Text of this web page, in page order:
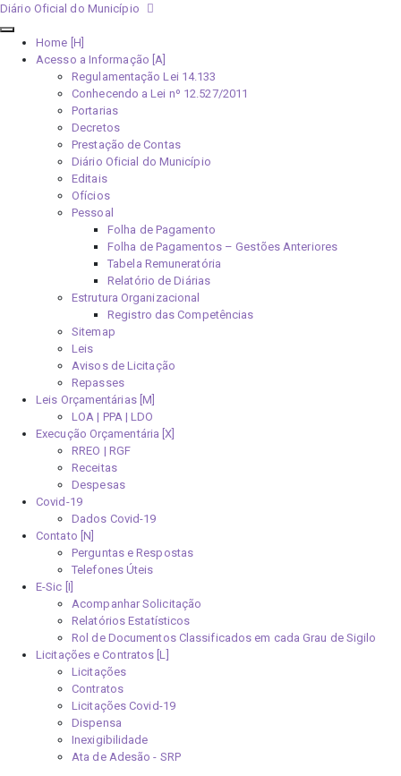
Diário Oficial do Município
Home [H]
Acesso a Informação [A]
Regulamentação Lei 14.133
Conhecendo a Lei nº 12.527/2011
Portarias
Decretos
Prestação de Contas
Diário Oficial do Município
Editais
Ofícios
Pessoal
Folha de Pagamento
Folha de Pagamentos – Gestões Anteriores
Tabela Remuneratória
Relatório de Diárias
Estrutura Organizacional
Registro das Competências
Sitemap
Leis
Avisos de Licitação
Repasses
Leis Orçamentárias [M]
LOA | PPA | LDO
Execução Orçamentária [X]
RREO | RGF
Receitas
Despesas
Covid-19
Dados Covid-19
Contato [N]
Perguntas e Respostas
Telefones Úteis
E-Sic [I]
Acompanhar Solicitação
Relatórios Estatísticos
Rol de Documentos Classificados em cada Grau de Sigilo
Licitações e Contratos [L]
Licitações
Contratos
Licitações Covid-19
Dispensa
Inexigibilidade
Ata de Adesão - SRP